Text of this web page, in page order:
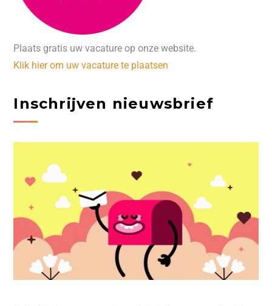
Plaats gratis uw vacature op onze website.
Klik hier om uw vacature te plaatsen
Inschrijven nieuwsbrief